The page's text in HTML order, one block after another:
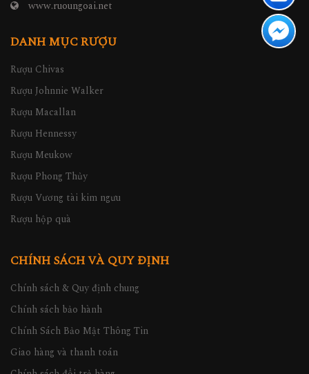
www.ruoungoai.net
DANH MỤC RƯỢU
Rượu Chivas
Rượu Johnnie Walker
Rượu Macallan
Rượu Hennessy
Rượu Meukow
Rượu Phong Thủy
Rượu Vương tài kim ngưu
Rượu hộp quà
CHÍNH SÁCH VÀ QUY ĐỊNH
Chính sách & Quy định chung
Chính sách bảo hành
Chính Sách Bảo Mật Thông Tin
Giao hàng và thanh toán